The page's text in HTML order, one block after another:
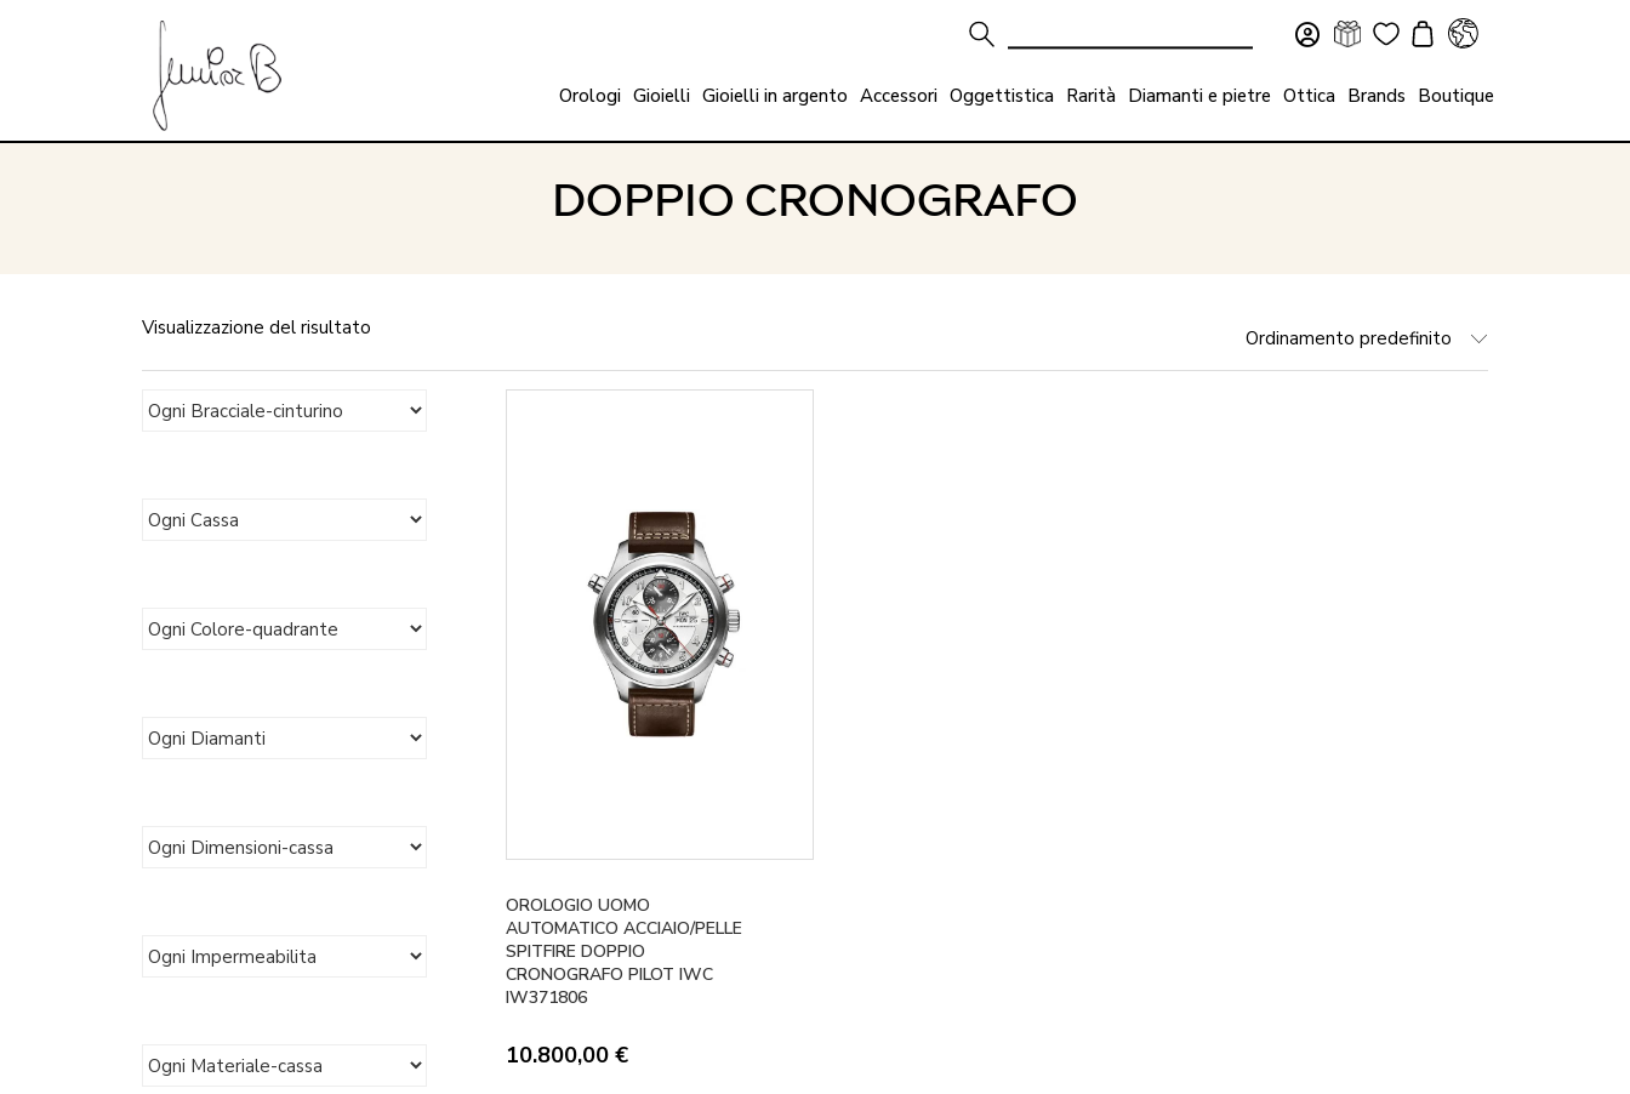
Orologi Gioielli Gioielli in argento Accessori Oggettistica Rarità Diamanti e pietre Ottica Brands Boutique
DOPPIO CRONOGRAFO
Visualizzazione del risultato Ordinamento predefinito
OROLOGIO UOMO
AUTOMATICO ACCIAIO/PELLE
SPITFIRE DOPPIO
CRONOGRAFO PILOT IWC
IW371806
10.800,00 €